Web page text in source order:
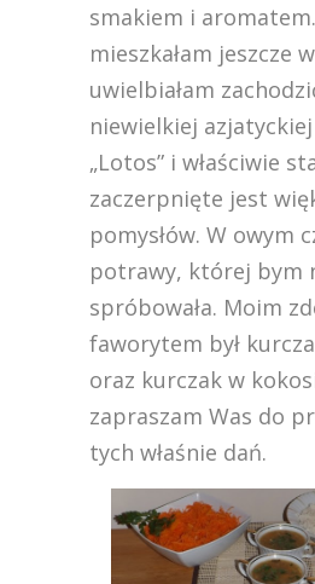
smakiem i
mieszkałam jeszcze
uwielbiałam
niewielkiej
„Lotos” i właściwie
zaczerpnięte jest
pomysłów. W owym
potrawy, której bym
spróbowała. Moim
faworytem był
oraz kurczak w
zapraszam Was do
tych właśnie dań.